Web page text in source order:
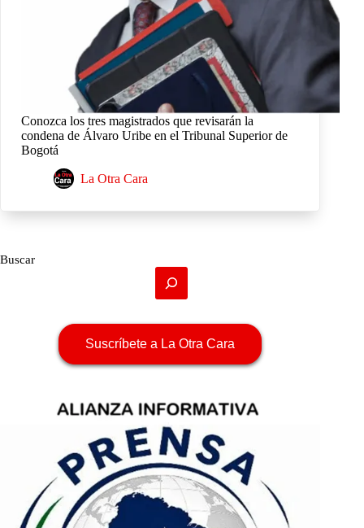
Conozca los tres magistrados que revisarán la
condena de Álvaro Uribe en el Tribunal Superior de
Bogotá
La Otra Cara
Buscar
Suscríbete a La Otra Cara